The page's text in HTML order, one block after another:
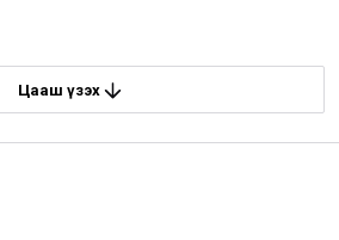
Цааш үзэх